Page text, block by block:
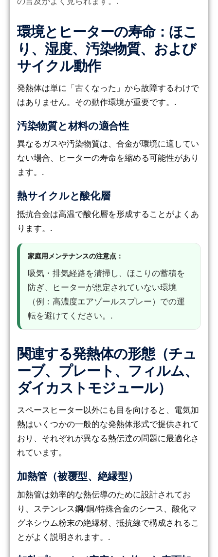
環境とヒーターの寿命：ほこ
り、湿度、汚染物質、および
サイクル動作
発熱体は単に「古くなった」から故障するわけで
はありません。その動作環境が重要です。.
汚染物質と材料の適合性
異なるガスや汚染物質は、合金が環境に適してい
ない場合、ヒーターの寿命を縮める可能性があり
ます。.
熱サイクルと酸化層
抵抗合金は高温で酸化層を形成することがよくあ
ります。.
家庭用メンテナンスの注意点：
吸気・排気経路を清掃し、ほこりの蓄積を
防ぎ、ヒーターが想定されていない環境
（例：高濃度エアゾールスプレー）での運
転を避けてください。.
関連する発熱体の形態（チュ
ーブ、プレート、フィルム、
ダイカストモジュール）
スペースヒーター以外にも目を向けると、電気加
熱はいくつかの一般的な発熱体形式で提供されて
おり、それぞれが異なる熱伝達の問題に最適化さ
れています。
加熱管（被覆型、絶縁型）
加熱管は効率的な熱伝導のために設計されてお
り、ステンレス鋼/銅/特殊合金のシース、酸化マ
グネシウム粉末の絶縁材、抵抗線で構成されるこ
とがよく説明されます。.